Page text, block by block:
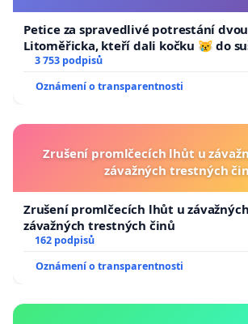
Petice za spravedlivé potrestání
Litoměřicka, kteří dali kočku 😿 do
a umírání zvířete natočili.
3 753 podpisů
Oznámení o transparentnosti
Zrušení promlčecích lhůt u
závažných trestných
Zrušení promlčecích lhůt u
závažných trestných činů
162 podpisů
Oznámení o transparentnosti